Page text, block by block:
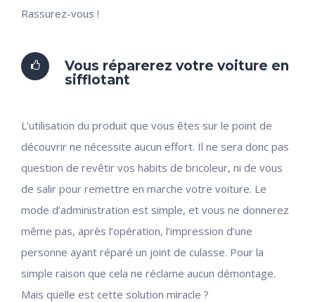
Rassurez-vous !
Vous réparerez votre voiture en
sifflotant
L’utilisation du produit que vous êtes sur le point de
découvrir ne nécessite aucun effort. Il ne sera donc pas
question de revêtir vos habits de bricoleur, ni de vous
de salir pour remettre en marche votre voiture. Le
mode d’administration est simple, et vous ne donnerez
même pas, après l’opération, l’impression d’une
personne ayant réparé un joint de culasse. Pour la
simple raison que cela ne réclame aucun démontage.
Mais quelle est cette solution miracle ?